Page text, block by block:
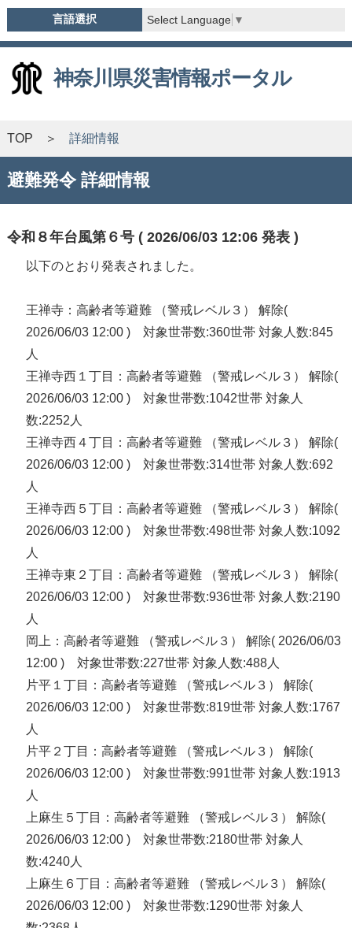
言語選択 Select Language ▼
神奈川県災害情報ポータル
TOP 詳細情報
避難発令 詳細情報
令和８年台風第６号 ( 2026/06/03 12:06 発表 )
以下のとおり発表されました。
王禅寺：高齢者等避難 （警戒レベル３） 解除(
2026/06/03 12:00 ) 対象世帯数:360世帯 対象人数:845
人
王禅寺西１丁目：高齢者等避難 （警戒レベル３） 解除(
2026/06/03 12:00 ) 対象世帯数:1042世帯 対象人
数:2252人
王禅寺西４丁目：高齢者等避難 （警戒レベル３） 解除(
2026/06/03 12:00 ) 対象世帯数:314世帯 対象人数:692
人
王禅寺西５丁目：高齢者等避難 （警戒レベル３） 解除(
2026/06/03 12:00 ) 対象世帯数:498世帯 対象人数:1092
人
王禅寺東２丁目：高齢者等避難 （警戒レベル３） 解除(
2026/06/03 12:00 ) 対象世帯数:936世帯 対象人数:2190
人
岡上：高齢者等避難 （警戒レベル３） 解除( 2026/06/03
12:00 ) 対象世帯数:227世帯 対象人数:488人
片平１丁目：高齢者等避難 （警戒レベル３） 解除(
2026/06/03 12:00 ) 対象世帯数:819世帯 対象人数:1767
人
片平２丁目：高齢者等避難 （警戒レベル３） 解除(
2026/06/03 12:00 ) 対象世帯数:991世帯 対象人数:1913
人
上麻生５丁目：高齢者等避難 （警戒レベル３） 解除(
2026/06/03 12:00 ) 対象世帯数:2180世帯 対象人
数:4240人
上麻生６丁目：高齢者等避難 （警戒レベル３） 解除(
2026/06/03 12:00 ) 対象世帯数:1290世帯 対象人